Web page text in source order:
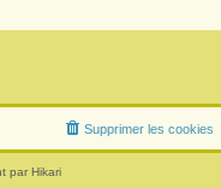
Supprimer les cookies
par Hikari